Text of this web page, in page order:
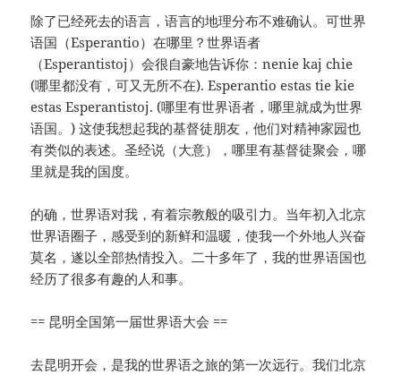
除了已经死去的语言，语言的地理分布不难确认。可世界
语国（Esperantio）在哪里？世界语者
（Esperantistoj）会很自豪地告诉你：nenie kaj chie
(哪里都没有，可又无所不在). Esperantio estas tie kie
estas Esperantistoj. (哪里有世界语者，哪里就成为世界
语国。) 这使我想起我的基督徒朋友，他们对精神家园也
有类似的表述。圣经说（大意），哪里有基督徒聚会，哪
里就是我的国度。
的确，世界语对我，有着宗教般的吸引力。当年初入北京
世界语圈子，感受到的新鲜和温暖，使我一个外地人兴奋
莫名，遂以全部热情投入。二十多年了，我的世界语国也
经历了很多有趣的人和事。
== 昆明全国第一届世界语大会 ==
去昆明开会，是我的世界语之旅的第一次远行。我们北京